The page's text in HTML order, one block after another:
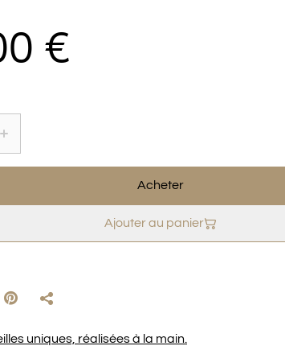
€
Acheter
Ajouter au panier
uniques, réalisées à la main.